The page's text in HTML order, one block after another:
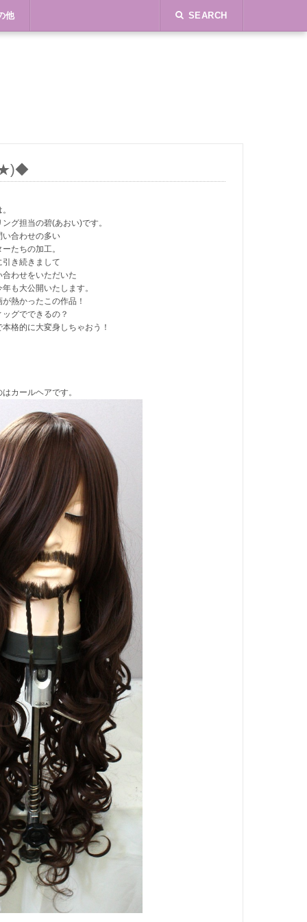
他 SEARCH
グ担当の碧(あおい)です。
い合わせの多い
たちの加工。
き続きまして
わせをいただいた
も大公開いたします。
熱かったこの作品！
グでできるの？
格的に大変身しちゃおう！
カールヘアです。